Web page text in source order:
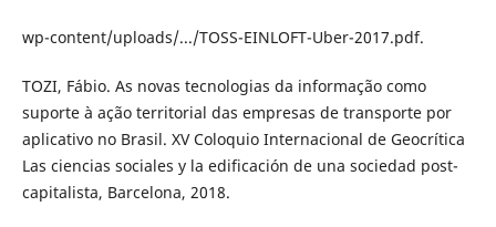
wp-content/uploads/.../TOSS-EINLOFT-Uber-2017.pdf.
TOZI, Fábio. As novas tecnologias da informação como
suporte à ação territorial das empresas de transporte por
aplicativo no Brasil. XV Coloquio Internacional de Geocrítica
Las ciencias sociales y la edificación de una sociedad post-
capitalista, Barcelona, 2018.